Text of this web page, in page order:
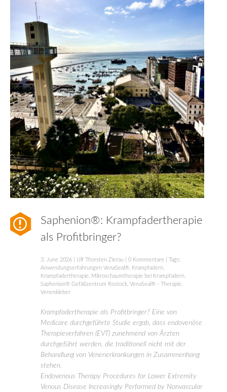
Saphenion®: Krampfadertherapie
als Profitbringer?
3. June 2026 Ulf Thorsten Zierau 0 Kommentare | Tags:
Anwendungserfahrungen VenaSeal®
Krampfadern
Krampfadertherapie
Mikroschaumtherapie bei Krampfadern
Saphenion® Gefäßzentrum Rostock VenaSeal® - Therapie
Venenkleber
Krampfadertherapie als Profitbringer? Eine von
Medicare durchgeführte Studie ergab, dass endovenöse
Therapieverfahren (EVT) zunehmend von Ärzten
durchgeführt werden, die traditionell nicht mit der
Behandlung von Venenerkrankungen in Zusammenhang
stehen.
Endovenous Therapy Procedures for Lower Extremity
Venous Disease Increasingly Performed by Nonvascular